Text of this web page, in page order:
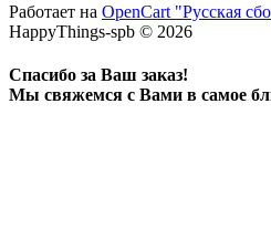
Работает на OpenCart "Русская
HappyThings-spb © 2026
Спасибо за Ваш заказ!
Мы свяжемся с Вами в самое